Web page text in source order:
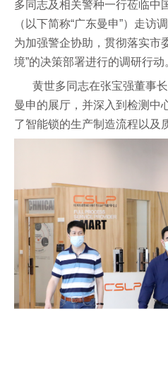
多同志及相关警种一行莅临中
（以下简称“广东曼申”）走访
为加强警企协助，贯彻落实市
境”的决策部署进行的调研行动
黄世多同志在张宝强董事
曼申的展厅，并深入到检测中
了智能锁的生产制造流程以及